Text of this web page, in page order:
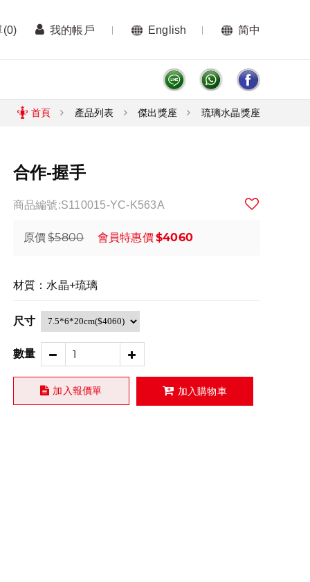
(0) 我的帳戶 English 简中
首頁 產品列表 傑出獎座 琉璃水晶獎座
合作-握手
商品編號:S110015-YC-K563A
原價$5800 會員特惠價$4060
材質：水晶+琉璃
尺寸
數量
加入報價單 加入購物車